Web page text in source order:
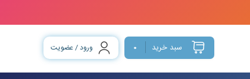
سبد خرید 0 ورود / عضویت